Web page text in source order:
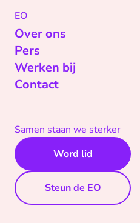
EO
Over ons
Pers
Werken bij
Contact
Samen staan we sterker
Word lid
Steun de EO